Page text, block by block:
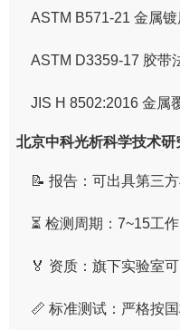
ASTM B571-21 金属
ASTM D3359-17 胶带
JIS H 8502:2016 金属
北京中科光析科学技术研
📝 报告：可出具第三
⏳ 检测周期：7~15工
🏅 资质：旗下实验室
📏 标准测试：严格按